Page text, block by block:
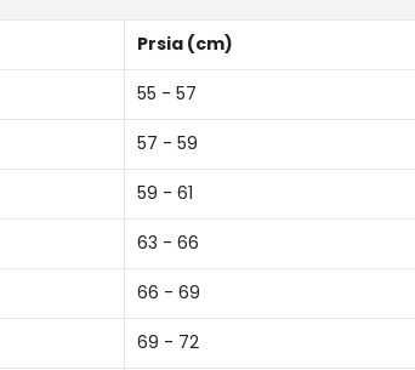
Prsia (cm)
55 - 57
57 - 59
59 - 61
63 - 66
66 - 69
69 - 72